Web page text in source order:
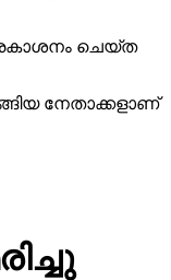
ചെയ്ത
നേതാക്കളാണ്